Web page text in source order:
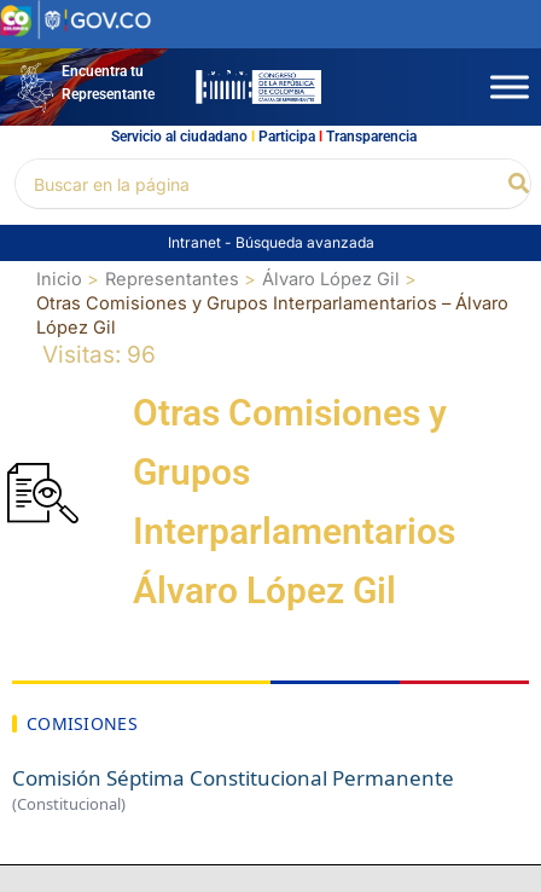
Ir
al
contenidoEncuentra tu
Representante
Servicio al ciudadano l Participal Transparencia
por:
Intranet - Búsqueda avanzada
Inicio Representantes
Álvaro López Gil
Otras Comisiones y Grupos Interparlamentarios – Álvaro
López Gil
Visitas: 96
Otras Comisiones y
Grupos
Interparlamentarios
Álvaro López Gil
COMISIONES
Comisión Séptima Constitucional Permanente
(Constitucional)